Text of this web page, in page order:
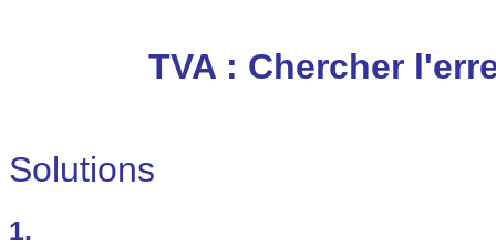
TVA : Chercher
Solutions
1.